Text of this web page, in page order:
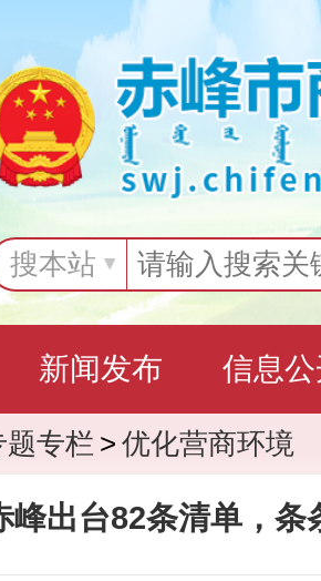
搜本站
新闻发布 信息
专题专栏
题专栏 > 优化营商环境
峰出台82条清单，条